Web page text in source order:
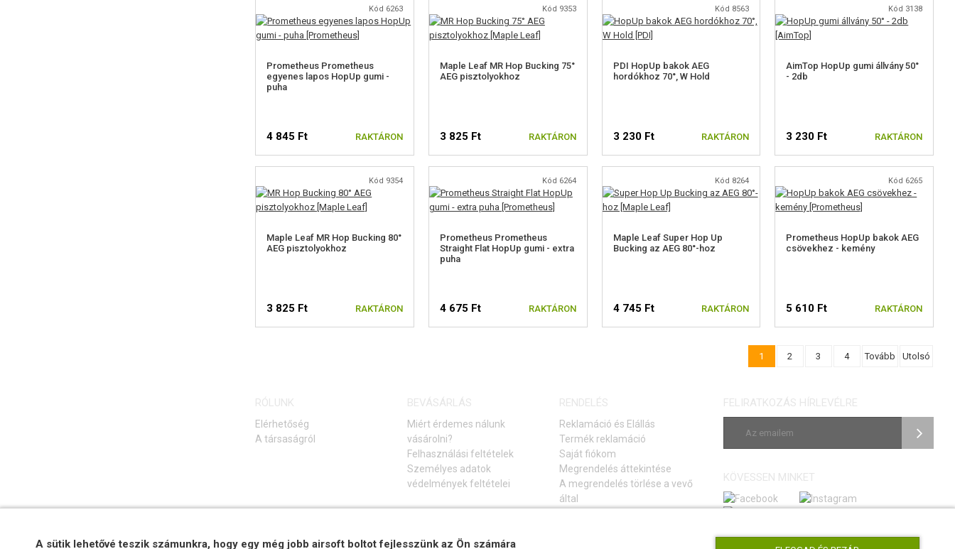
Kód 6263
Prometheus Prometheus
egyenes lapos HopUp gumi -
puha
4 845 Ft RAKTÁRON
Kód 9353
Maple Leaf MR Hop Bucking 75°
AEG pisztolyokhoz
3 825 Ft RAKTÁRON
Kód 8563
PDI HopUp bakok AEG
hordókhoz 70°, W Hold
3 230 Ft RAKTÁRON
Kód 3138
AimTop HopUp gumi állvány 50°
- 2db
3 230 Ft RAKTÁRON
Kód 9354
Maple Leaf MR Hop Bucking 80°
AEG pisztolyokhoz
3 825 Ft RAKTÁRON
Kód 6264
Prometheus Prometheus
Straight Flat HopUp gumi - extra
puha
4 675 Ft RAKTÁRON
Kód 8264
Maple Leaf Super Hop Up
Bucking az AEG 80°-hoz
4 745 Ft RAKTÁRON
Kód 6265
Prometheus HopUp bakok AEG
csövekhez - kemény
5 610 Ft RAKTÁRON
1 2 3 4 Tovább Utolsó
RÓLUNK
Elérhetőség
A társaságról
BEVÁSÁRLÁS
Miért érdemes nálunk
vásárolni?
Felhasználási feltételek
Személyes adatok
védelmények feltételei
RENDELÉS
Reklamáció és Elállás
Termék reklamáció
Saját fiókom
Megrendelés áttekintése
A megrendelés törlése a vevő
által
FELIRATKOZÁS HÍRLEVÉLRE
KÖVESSEN MINKET
A sütik lehetővé teszik számunkra, hogy egy még jobb airsoft boltot fejlesszünk az Ön számára